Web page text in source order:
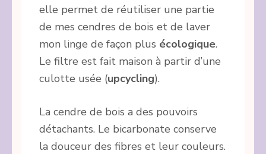
elle permet de réutiliser une partie
de mes cendres de bois et de laver
mon linge de façon plus écologique.
Le filtre est fait maison à partir d’une
culotte usée (upcycling).
La cendre de bois a des pouvoirs
détachants. Le bicarbonate conserve
la douceur des fibres et leur couleurs.